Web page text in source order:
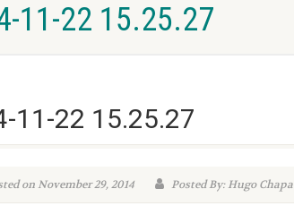
11-22 15.25.27
11-22 15.25.27
on November 29, 2014 Posted By: Hugo Chapa